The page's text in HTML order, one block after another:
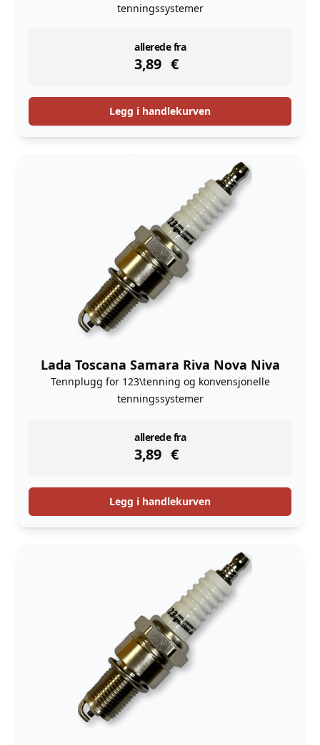
tenningssystemer
allerede fra
3,89 €
instock
Legg i handlekurven
Lada Toscana Samara Riva Nova Niva
Tennplugg for 123\tenning og konvensjonelle
tenningssystemer
allerede fra
3,89 €
instock
Legg i handlekurven